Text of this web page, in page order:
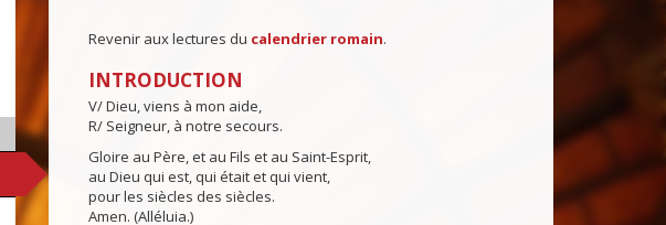
Revenir aux lectures du calendrier romain.
INTRODUCTION
V/ Dieu, viens à mon aide,
R/ Seigneur, à notre secours.
Gloire au Père, et au Fils et au Saint-Esprit,
au Dieu qui est, qui était et qui vient,
pour les siècles des siècles.
Amen. (Alléluia.)